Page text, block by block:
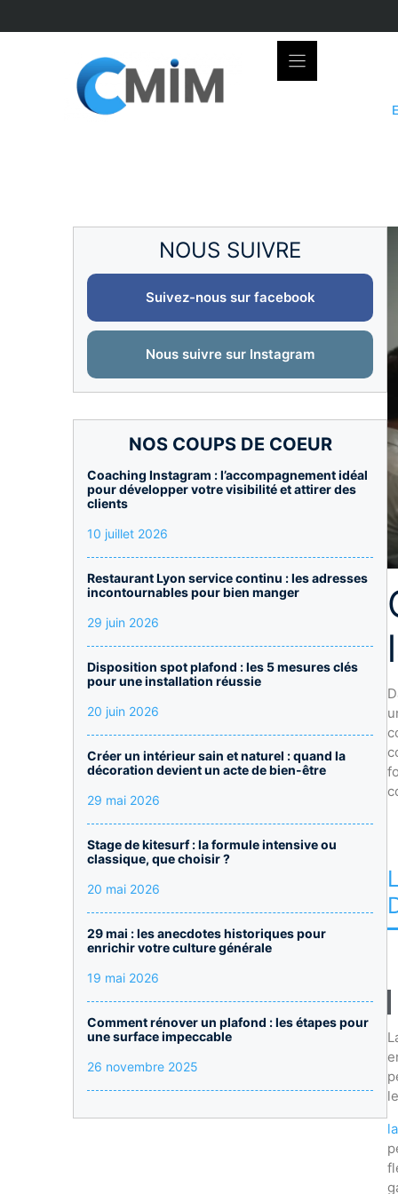
to
NOUS SUIVRE
Suivez-nous sur facebook
Nous suivre sur Instagram
NOS COUPS DE COEUR
Coaching Instagram : l’accompagnement idéal
pour développer votre visibilité et attirer des
clients
10 juillet 2026
Restaurant Lyon service continu : les adresses
incontournables pour bien manger
29 juin 2026
Disposition spot plafond : les 5 mesures clés
pour une installation réussie
20 juin 2026
Créer un intérieur sain et naturel : quand la
décoration devient un acte de bien-être
29 mai 2026
Stage de kitesurf : la formule intensive ou
classique, que choisir ?
20 mai 2026
29 mai : les anecdotes historiques pour
enrichir votre culture générale
19 mai 2026
Comment rénover un plafond : les étapes pour
une surface impeccable
26 novembre 2025